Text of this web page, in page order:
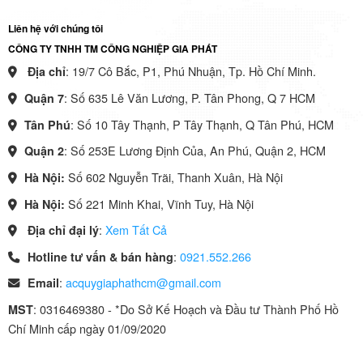
Liên hệ với chúng tôi
CÔNG TY TNHH TM CÔNG NGHIỆP GIA PHÁT
Địa chỉ: 19/7 Cô Bắc, P1, Phú Nhuận, Tp. Hồ Chí Minh.
Quận 7: Số 635 Lê Văn Lương, P. Tân Phong, Q 7 HCM
Tân Phú: Số 10 Tây Thạnh, P Tây Thạnh, Q Tân Phú, HCM
Quận 2: Số 253E Lương Định Của, An Phú, Quận 2, HCM
Hà Nội: Số 602 Nguyễn Trãi, Thanh Xuân, Hà Nội
Hà Nội: Số 221 Minh Khai, Vĩnh Tuy, Hà Nội
Địa chỉ đại lý: Xem Tất Cả
Hotline tư vấn & bán hàng: 0921.552.266
Email: acquygiaphathcm@gmail.com
MST: 0316469380 - *Do Sở Kế Hoạch và Đầu tư Thành Phố Hồ
Chí Minh cấp ngày 01/09/2020